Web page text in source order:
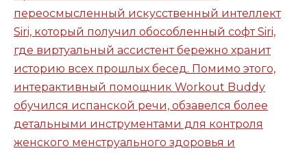
переосмысленный искусственный интеллект
Siri, который получил обособленный софт Siri,
где виртуальный ассистент бережно хранит
историю всех прошлых бесед. Помимо этого,
интерактивный помощник Workout Buddy
обучился испанской речи, обзавелся более
детальными инструментами для контроля
женского менструального здоровья и